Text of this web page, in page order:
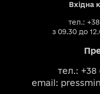
Вхідна
тел.:
з 09.30 до
тел.: +38
email: